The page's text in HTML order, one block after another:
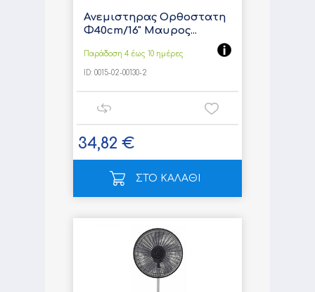
Ανεμιστηρας Ορθοστατη
Φ40cm/16" Μαυρος...
Παράδοση 4 έως 10 ημέρες
ID: 0015-02-00130-2
34,82 €
ΣΤΟ ΚΑΛΑΘΙ